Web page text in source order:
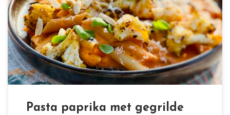
[…]
Pasta paprika met gegrilde